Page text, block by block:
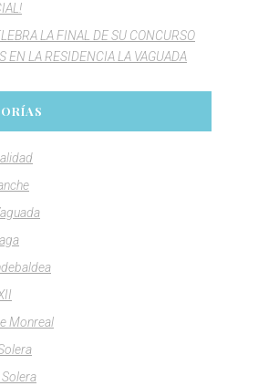
LA FINAL DE SU CONCURSO
EN LA RESIDENCIA LA VAGUADA
Monreal